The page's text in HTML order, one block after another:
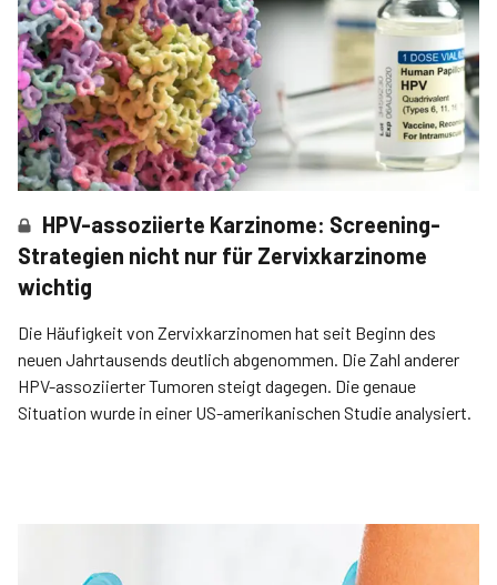
HPV-assoziierte Karzinome: Screening-
Strategien nicht nur für Zervixkarzinome
wichtig
Die Häufigkeit von Zervixkarzinomen hat seit Beginn des
neuen Jahrtausends deutlich abgenommen. Die Zahl anderer
HPV-assoziierter Tumoren steigt dagegen. Die genaue
Situation wurde in einer US-amerikanischen Studie analysiert.